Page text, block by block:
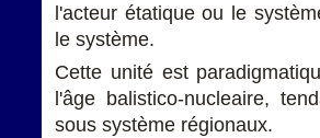
l'acteur étatique ou le
le système.
Cette unité est
l'âge balistico-nucleaire,
sous système régionaux.